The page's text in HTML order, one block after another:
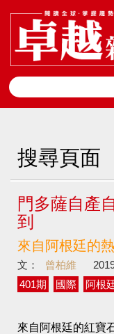
搜尋頁面
門多薩自產
到
來自阿根廷的
文： 曾柏維
401期
國際 阿根
來自阿根廷的紅寶